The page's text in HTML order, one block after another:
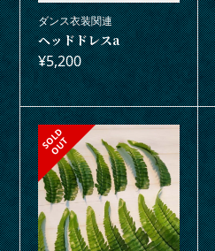
ダンス衣装関連
ヘッドドレスa
¥5,200
S
O
L
D
O
U
T